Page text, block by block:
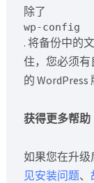
除了
wp-config
. 将备份中的
住，您必须
的 WordPress
获得更多帮助
如果您在升
见安装问题、